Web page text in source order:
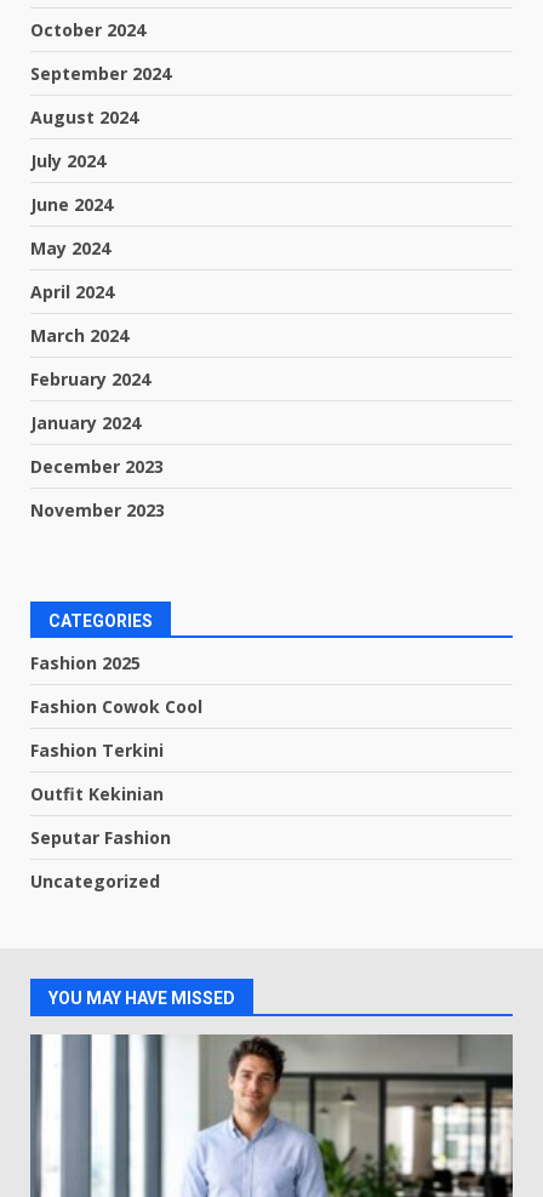
October 2024
September 2024
August 2024
July 2024
June 2024
May 2024
April 2024
March 2024
February 2024
January 2024
December 2023
November 2023
CATEGORIES
Fashion 2025
Fashion Cowok Cool
Fashion Terkini
Outfit Kekinian
Seputar Fashion
Uncategorized
YOU MAY HAVE MISSED